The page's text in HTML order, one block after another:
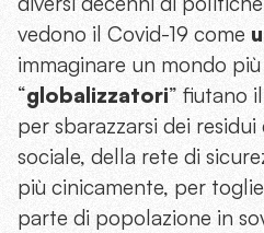
vedono il Covid-19 come
immaginare un mondo
“globalizzatori” fiutano
per sbarazzarsi dei
sociale, della rete di
più cinicamente, per
parte di popolazione in